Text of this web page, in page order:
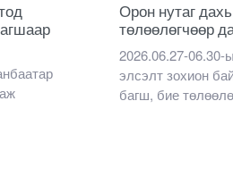
Орон нутаг
төлөөлөгчөөр
2026.06.27-06.30-
элсэлт зохион
багш, бие